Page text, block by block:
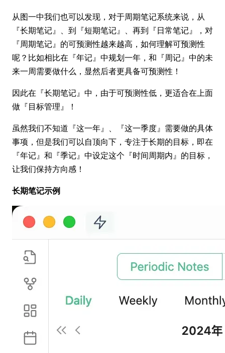
从图一中我们也可以发现，对于周期笔记系统来说，从
『长期笔记』、到『短期笔记』、再到『日常笔记』，对
『周期笔记』的可预测性越来越高，如何理解可预测性
呢？比如相比在『年记』中规划一年，和『周记』中的未
来一周需要做什么，显然后者更具备可预测性！
因此在『长期笔记』中，由于可预测性低，更适合在上面
做『目标管理』！
虽然我们不知道『这一年』、『这一季度』需要做的具体
事项，但是我们可以自顶向下，专注于长期的目标，即在
『年记』和『季记』中设定这个『时间周期内』的目标，
让我们保持方向感！
长期笔记示例